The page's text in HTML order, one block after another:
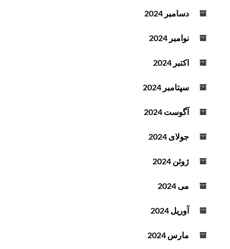
دسامبر 2024
نوامبر 2024
اکتبر 2024
سپتامبر 2024
آگوست 2024
جولای 2024
ژوئن 2024
می 2024
آوریل 2024
مارس 2024